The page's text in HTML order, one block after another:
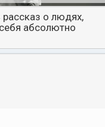
рассказ о людях,
абсолютно